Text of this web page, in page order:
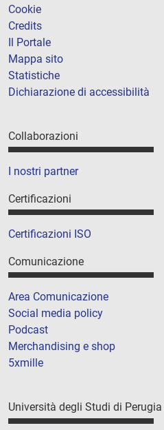
Cookie
Credits
Il Portale
Mappa sito
Statistiche
Dichiarazione di accessibilità
Collaborazioni
I nostri partner
Certificazioni
Certificazioni ISO
Comunicazione
Area Comunicazione
Social media policy
Podcast
Merchandising e shop
5xmille
Università degli Studi di Perugia